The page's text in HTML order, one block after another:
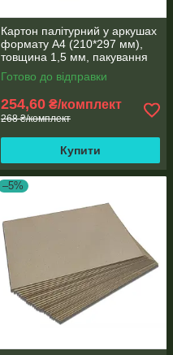
Картон палітурний у аркушах
формату А4 (210*297 мм),
товщина 1,5 мм, пакування
24 аркуша
Готово до відправки
254,60 ₴/комплект
268 ₴/комплект
Купити
–5%